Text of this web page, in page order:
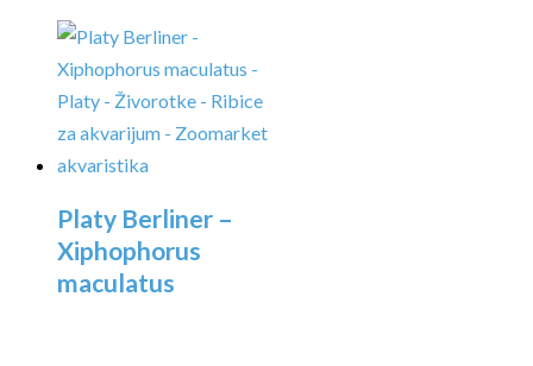
Platy Berliner –
Xiphophorus
maculatus